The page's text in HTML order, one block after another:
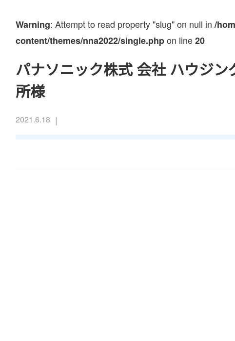
Warning: Attempt to read property "slug" on null in /
content/themes/nna2022/single.phpon line20
パナソニック株式 会社 ハウジ
所様
2021.6.18 |